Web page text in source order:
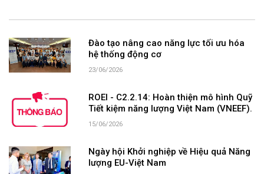
Đào tạo nâng cao năng lực tối ưu hóa
hệ thống động cơ
23/06/2026
ROEI - C2.2.14: Hoàn thiện mô hình Quỹ
Tiết kiệm năng lượng Việt Nam (VNEEF).
15/06/2026
Ngày hội Khởi nghiệp về Hiệu quả Năng
lượng EU-Việt Nam